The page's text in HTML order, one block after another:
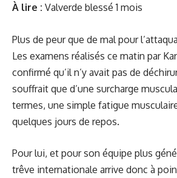
À lire : Valverde blessé 1 mois
Plus de peur que de mal pour
Les examens réalisés ce matin par
confirmé qu’il n’y avait pas de
souffrait que d’une surcharge
termes, une simple fatigue
quelques jours de repos.
Pour lui, et pour son équipe plus
trêve internationale arrive donc à